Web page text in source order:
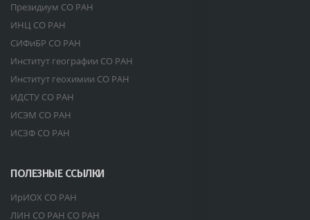
Президиум СО РАН
ИНЦ СО РАН
СИФиБР СО РАН
Институт географии СО РАН
Институт геохимии СО РАН
ИДСТУ СО РАН
ИСЭМ СО РАН
ИСЗФ СО РАН
ПОЛЕЗНЫЕ ССЫЛКИ
ИрИОХ СО РАН
ЛИН СО РАН СО РАН